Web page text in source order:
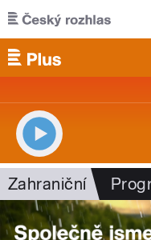
Přejít k hlavnímu obsahu
Zahraniční